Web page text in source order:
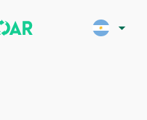
arrow_drop_down